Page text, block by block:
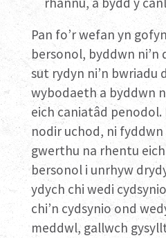
Pan fo’r wefan yn
bersonol, byddwn
sut rydyn ni’n bwriadu
wybodaeth a byddwn
eich caniatâd penodol.
nodir uchod, ni
gwerthu na rhentu
bersonol i unrhyw
ydych chi wedi
chi’n cydsynio ond
meddwl, gallwch